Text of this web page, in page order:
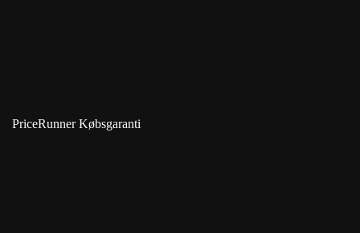
PriceRunner Købsgaranti